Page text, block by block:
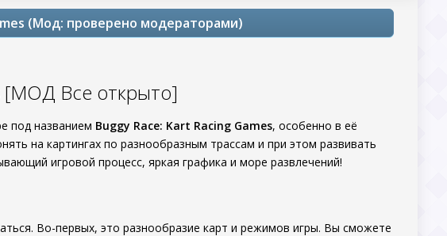
(Мод: проверено модераторами)
[МОД Все открыто]
под названием Buggy Race: Kart Racing Games, особенно в её
на картингах по разнообразным трассам и при этом развивать
игровой процесс, яркая графика и море развлечений!
Во-первых, это разнообразие карт и режимов игры. Вы сможете